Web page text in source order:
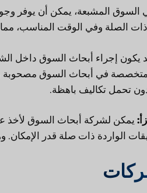
السوق المشبعة، يمكن أن يوفر
ذات الصلة وفي الوقت المناسب،
يكون إجراء أبحاث السوق داخل
في أبحاث السوق مصحوبة
تحمل تكاليف باهظة.
يمكن لشركة أبحاث السوق لأخذ
الواردة ذات صلة قدر الإمكان.